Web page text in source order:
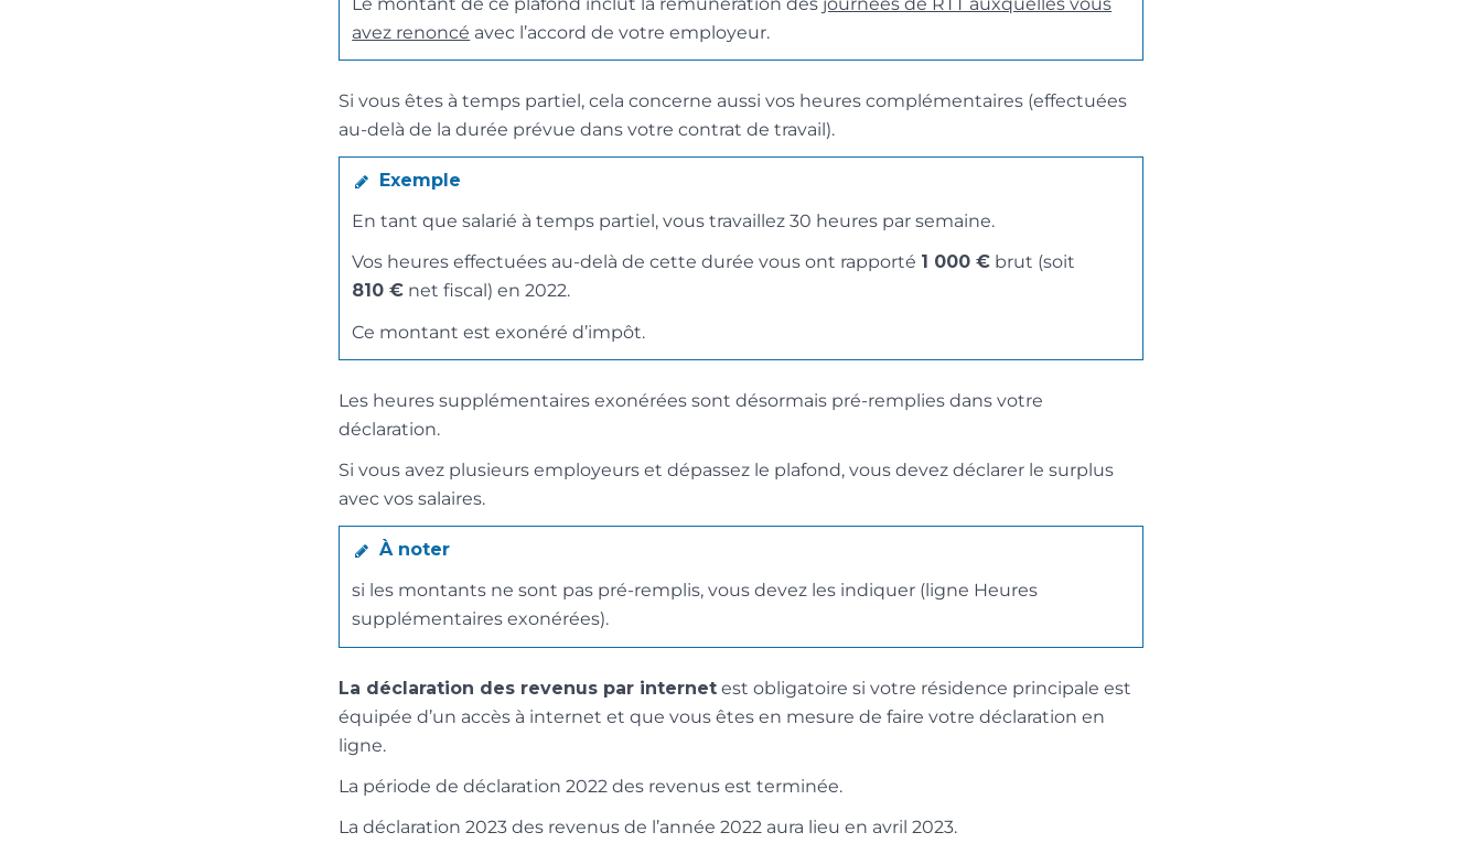
avez renoncé avec l’accord de votre employeur.
Si vous êtes à temps partiel, cela concerne aussi vos heures complémentaires (effectuées
au-delà de la durée prévue dans votre contrat de travail).
Exemple
En tant que salarié à temps partiel, vous travaillez 30 heures par semaine.
Vos heures effectuées au-delà de cette durée vous ont rapporté 1 000 € brut (soit
810 € net fiscal) en 2022.
Ce montant est exonéré d’impôt.
Les heures supplémentaires exonérées sont désormais pré-remplies dans votre
déclaration.
Si vous avez plusieurs employeurs et dépassez le plafond, vous devez déclarer le surplus
avec vos salaires.
À noter
si les montants ne sont pas pré-remplis, vous devez les indiquer (ligne Heures
supplémentaires exonérées).
La déclaration des revenus par internet est obligatoire si votre résidence principale est
équipée d’un accès à internet et que vous êtes en mesure de faire votre déclaration en
ligne.
La période de déclaration 2022 des revenus est terminée.
La déclaration 2023 des revenus de l’année 2022 aura lieu en avril 2023.